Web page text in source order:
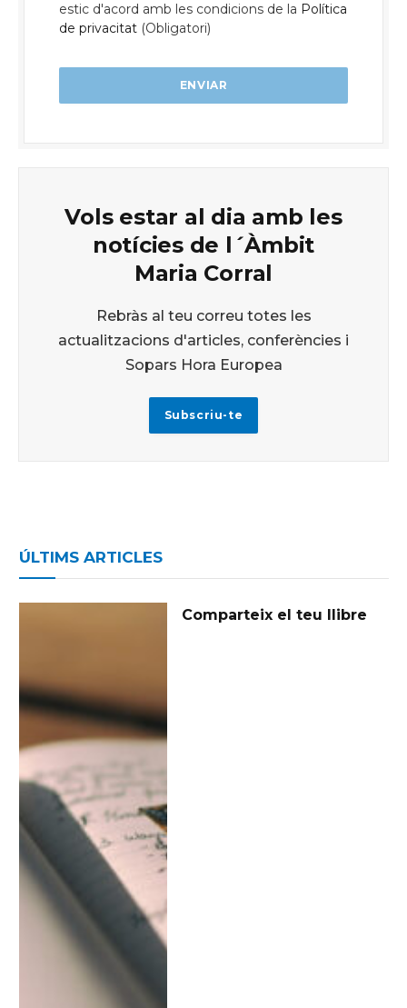
estic d'acord amb les condicions de la Política
de privacitat(Obligatori)
Vols estar al dia amb les
notícies de l´Àmbit
Maria Corral
Rebràs al teu correu totes les
actualitzacions d'articles, conferències i
Sopars Hora Europea
Subscriu-te
ÚLTIMS ARTICLES
Comparteix el teu llibre